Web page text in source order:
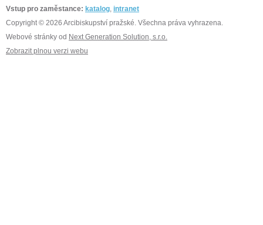
Vstup pro zaměstance: katalog, intranet
Copyright © 2026 Arcibiskupství pražské. Všechna práva vyhrazena.
Webové stránky od Next Generation Solution, s.r.o.
Zobrazit plnou verzi webu